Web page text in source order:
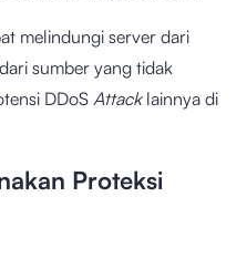
melindungi server dari
sumber yang tidak
DDoS Attack lainnya di
Proteksi